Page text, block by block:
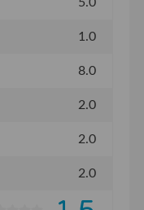
1.0
8.0
2.0
2.0
2.0